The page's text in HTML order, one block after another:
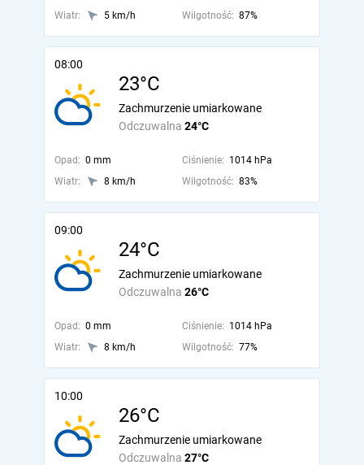
Wiatr: 5 km/h Wilgotność: 87%
08:00
23°C
Odczuwalna 24°C
Zachmurzenie umiarkowane
Opad: 0 mm Ciśnienie: 1014 hPa
Wiatr:
8 km/h Wilgotność: 83%
09:00
24°C
Odczuwalna 26°C
Zachmurzenie umiarkowane
Opad: 0 mm Ciśnienie: 1014 hPa
Wiatr:
8 km/h Wilgotność: 77%
10:00
26°C
Odczuwalna 27°C
Zachmurzenie umiarkowane